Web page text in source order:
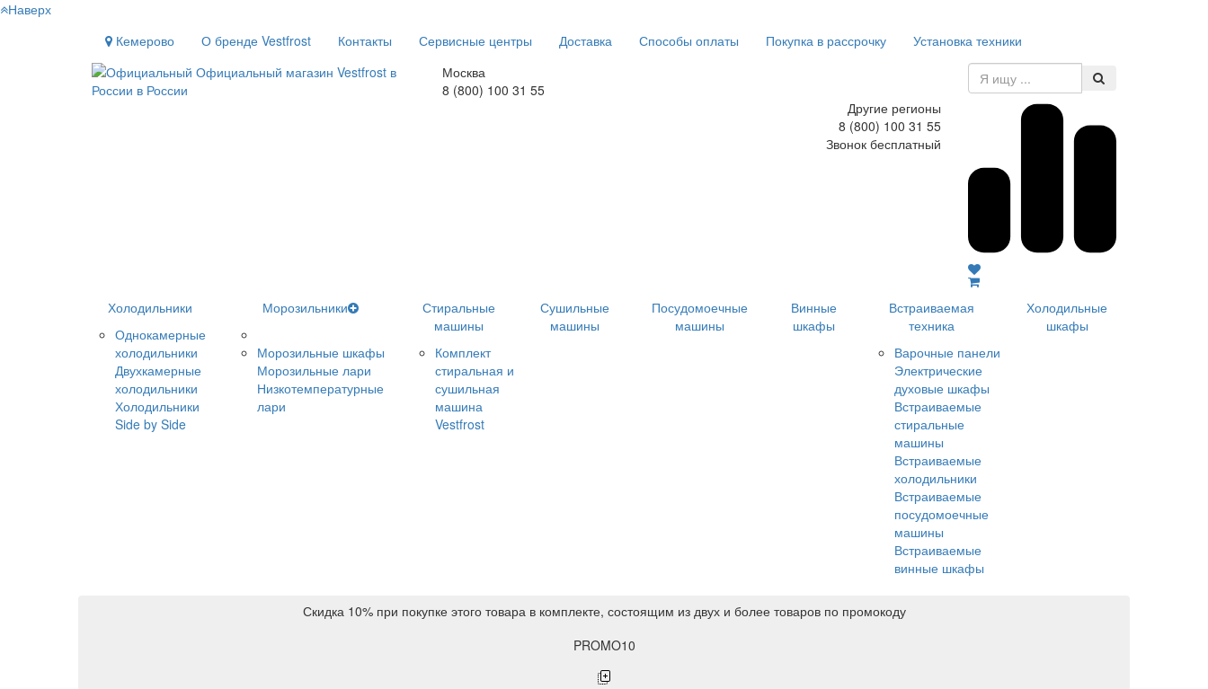
Наверх
Кемерово
О бренде Vestfrost Контакты Сервисные центры Доставка Способы оплаты Покупка в рассрочку
Установка техники
Москва
8 (800) 100 31 55
Другие регионы
8 (800) 100 31 55
Звонок бесплатный
Холодильники
Однокамерные
холодильники
Двухкамерные
холодильники
Холодильники
Side by Side
Морозильники
Морозильные шкафы
Морозильные лари
Низкотемпературные
лари
Стиральные
машины
Комплект
стиральная и
сушильная
машина
Vestfrost
Сушильные
машины
Посудомоечные
машины
Винные
шкафы
Встраиваемая
техника
Варочные панели
Электрические
духовые шкафы
Встраиваемые
стиральные
машины
Встраиваемые
холодильники
Встраиваемые
посудомоечные
машины
Встраиваемые
винные шкафы
Холодильные
шкафы
Скидка 10% при покупке этого товара в комплекте, состоящим из двух и более товаров по промокоду
PROMO10